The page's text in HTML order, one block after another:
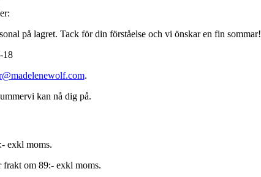
på lagret. Tack för din förståelse och vi önskar en fin sommar!
18
.
kan nå dig på.
exkl moms.
frakt om 89:- exkl moms.